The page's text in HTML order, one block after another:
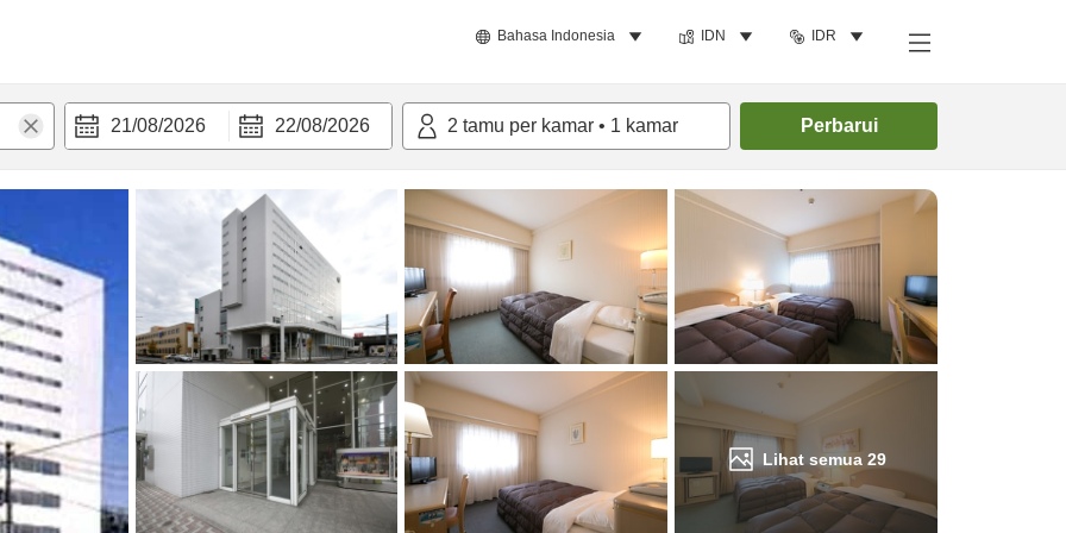
Bahasa Indonesia IDN IDR
21/08/2026 22/08/2026 2 tamu per kamar • 1 kamar Perbarui
Lihat semua 29
Cari kamar